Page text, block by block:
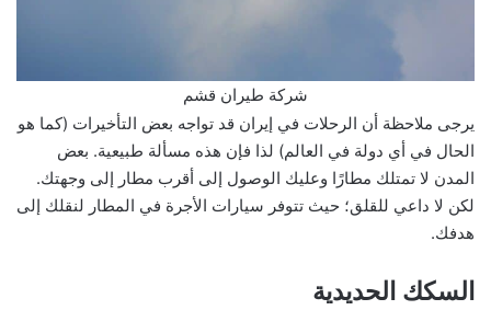
شركة طيران قشم
يرجى ملاحظة أن الرحلات في إيران قد تواجه بعض التأخيرات (كما هو
الحال في أي دولة في العالم) لذا فإن هذه مسألة طبيعية. بعض
المدن لا تمتلك مطارًا وعليك الوصول إلى أقرب مطار إلى وجهتك.
لكن لا داعي للقلق؛ حيث تتوفر سيارات الأجرة في المطار لنقلك إلى
هدفك.
السكك الحديدية